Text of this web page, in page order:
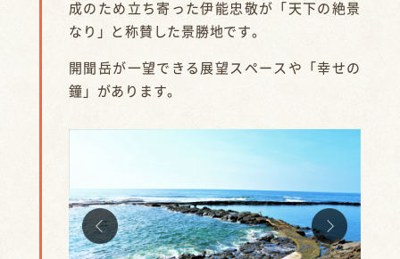
成のため立ち寄った伊能忠敬が「天下の絶景
なり」と称賛した景勝地です。
開聞岳が一望できる展望スペースや「幸せの
鐘」があります。